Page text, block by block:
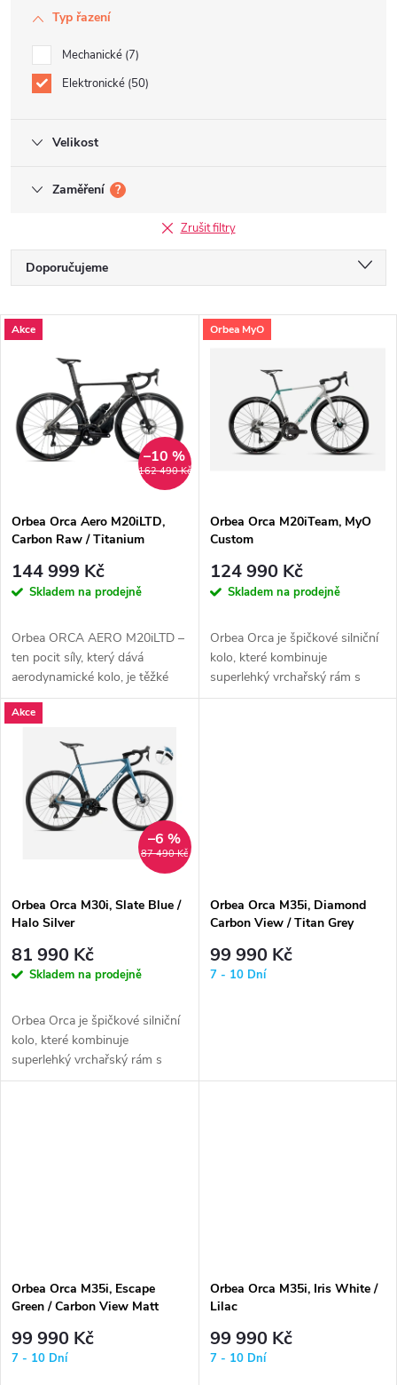
Typ řazení
Mechanické 7
Elektronické 50
Velikost
Zaměření ?
Zrušit filtry
Ř
a
e
n
p
r
o
d
u
Doporučujeme
Nejdražší
Nejprodávanější
Abecedně
V
p
s
p
r
o
d
u
k
Akce
162 490 Kč
–10 %
Orbea Orca Aero M20iLTD,
Carbon Raw / Titanium
144 999 Kč
Skladem na prodejně
Orbea ORCA AERO M20iLTD –
ten pocit síly, který dává
aerodynamické kolo, je těžké
překonat. Kdo z cyklistů by...
Orbea MyO
Orbea Orca M20iTeam, MyO
Custom
124 990 Kč
Skladem na prodejně
Orbea Orca je špičkové silniční
kolo, které kombinuje
superlehký vrchařský rám s
prvky aero a s nemalým
Akce
87 490 Kč
–6 %
Orbea Orca M30i, Slate Blue /
Halo Silver
81 990 Kč
Skladem na prodejně
Orbea Orca je špičkové silniční
kolo, které kombinuje
superlehký vrchařský rám s
prvky aero a s nemalým
Orbea Orca M35i, Diamond
Carbon View / Titan Grey
99 990 Kč
7 - 10 Dní
Orbea Orca M35i, Escape
Green / Carbon View Matt
99 990 Kč
7 - 10 Dní
Orbea Orca M35i, Iris White /
Lilac
99 990 Kč
7 - 10 Dní